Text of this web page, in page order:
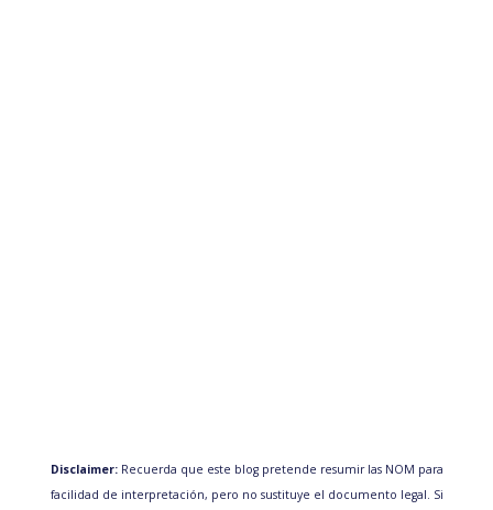
Disclaimer: Recuerda que este blog pretende resumir las NOM para
facilidad de interpretación, pero no sustituye el documento legal. Si